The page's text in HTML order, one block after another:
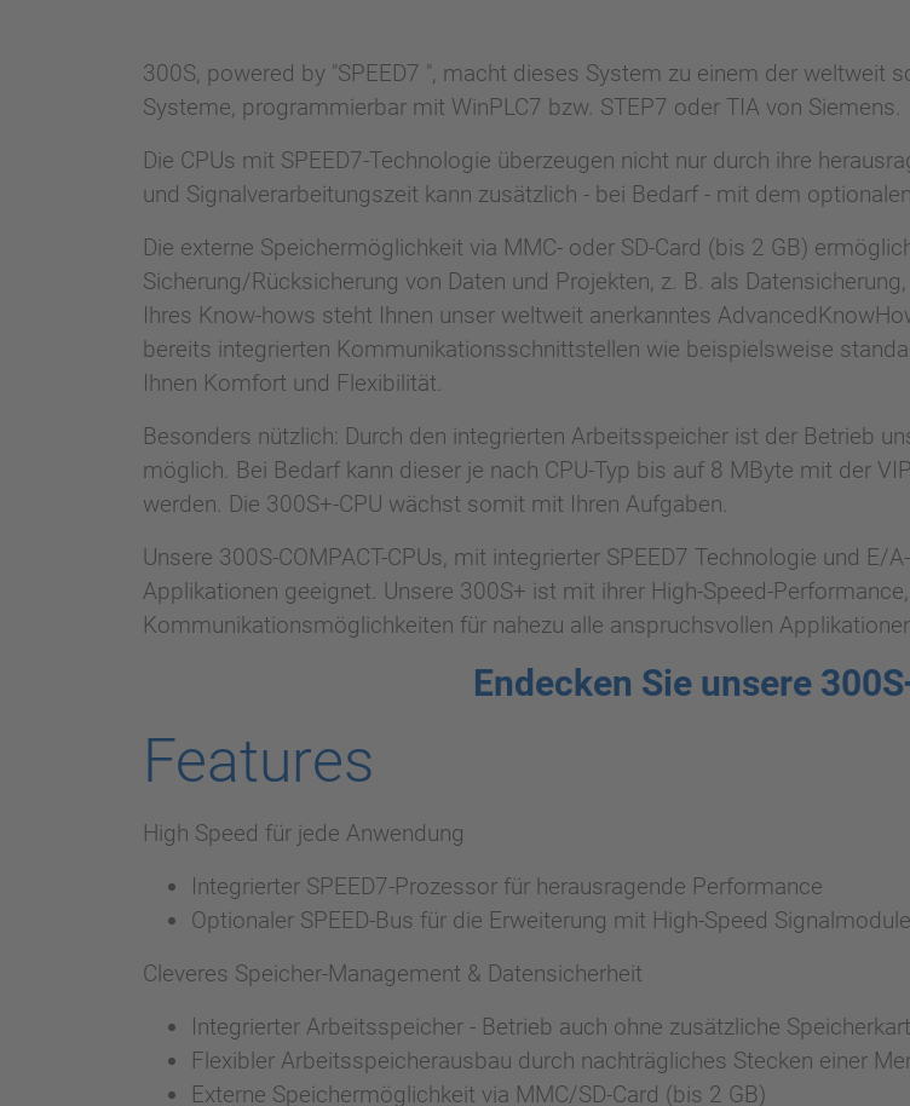
300S, powered by "SPEED7 ", macht dieses System zu einem der weltweit
Systeme, programmierbar mit WinPLC7 bzw. STEP7 oder TIA von Siemens.
Die CPUs mit SPEED7-Technologie überzeugen nicht nur durch ihre
und Signalverarbeitungszeit kann zusätzlich - bei Bedarf - mit dem
Die externe Speichermöglichkeit via MMC- oder SD-Card (bis 2 GB)
Sicherung/Rücksicherung von Daten und Projekten, z. B. als
Ihres Know-hows steht Ihnen unser weltweit anerkanntes
bereits integrierten Kommunikationsschnittstellen wie beispielsweise
Ihnen Komfort und Flexibilität.
Besonders nützlich: Durch den integrierten Arbeitsspeicher ist der Betrieb
möglich. Bei Bedarf kann dieser je nach CPU-Typ bis auf 8 MByte mit der
werden. Die 300S+-CPU wächst somit mit Ihren Aufgaben.
Unsere 300S-COMPACT-CPUs, mit integrierter SPEED7 Technologie und
Applikationen geeignet. Unsere 300S+ ist mit ihrer High-Speed-
Kommunikationsmöglichkeiten für nahezu alle anspruchsvollen
Endecken Sie unsere
Features
High Speed für jede Anwendung
Integrierter SPEED7-Prozessor für herausragende Performance
Optionaler SPEED-Bus für die Erweiterung mit High-Speed
Cleveres Speicher-Management & Datensicherheit
Integrierter Arbeitsspeicher - Betrieb auch ohne zusätzliche
Flexibler Arbeitsspeicherausbau durch nachträgliches Stecken einer
Externe Speichermöglichkeit via MMC/SD-Card (bis 2 GB)